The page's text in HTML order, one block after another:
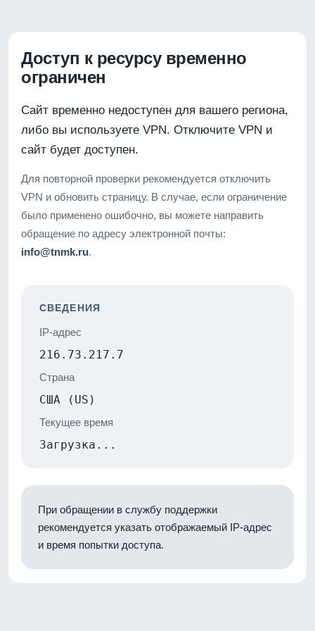
Доступ к ресурсу временно
ограничен
Сайт временно недоступен для вашего региона,
либо вы используете VPN. Отключите VPN и
сайт будет доступен.
Для повторной проверки рекомендуется отключить
VPN и обновить страницу. В случае, если ограничение
было применено ошибочно, вы можете направить
обращение по адресу электронной почты:
info@tnmk.ru.
СВЕДЕНИЯ
IP-адрес
216.73.217.7
Страна
США (US)
Текущее время
Загрузка...
При обращении в службу поддержки
рекомендуется указать отображаемый IP-адрес
и время попытки доступа.